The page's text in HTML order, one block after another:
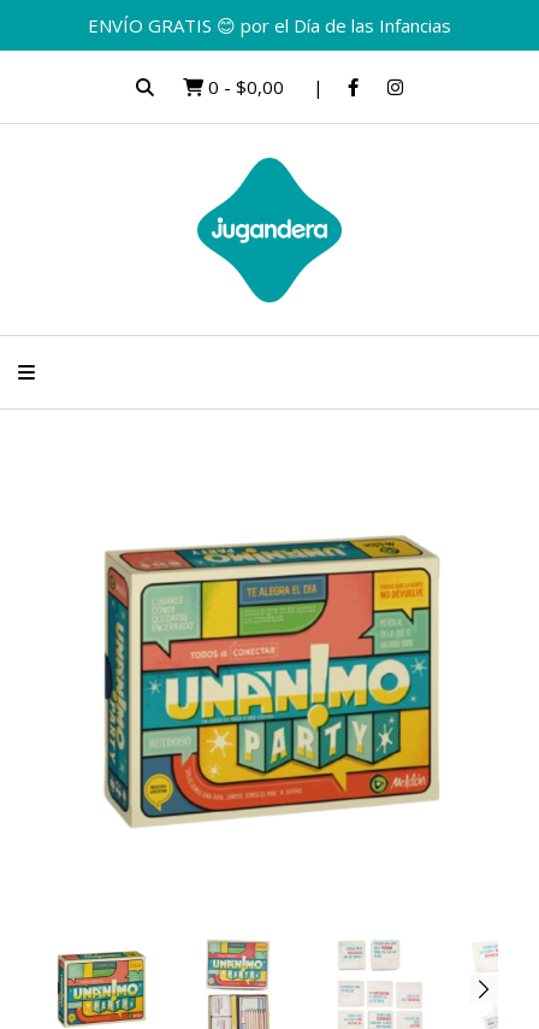
ENVÍO GRATIS 😊 por el Día de las Infancias
0 - $0,00